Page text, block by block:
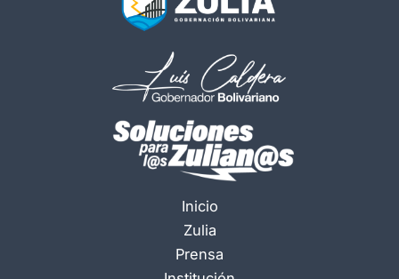
Inicio
Zulia
Prensa